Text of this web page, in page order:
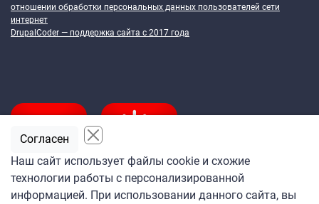
отношении обработки персональных данных пользователей сети
интернет
DrupalCoder — поддержка сайта c 2017 года
Подпишитесь
Наш сайт использует файлы cookie и схожие
технологии работы с персонализированной
информацией. При использовании данного сайта, вы
Согласен